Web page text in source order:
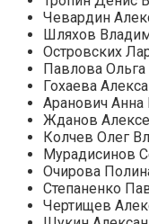
Чевардин
Шляхов
Островских
Павлова
Гохаева
Аранович
Жданов
Колчев Олег
Мурадисинов
Очирова
Степаненко
Чертищев